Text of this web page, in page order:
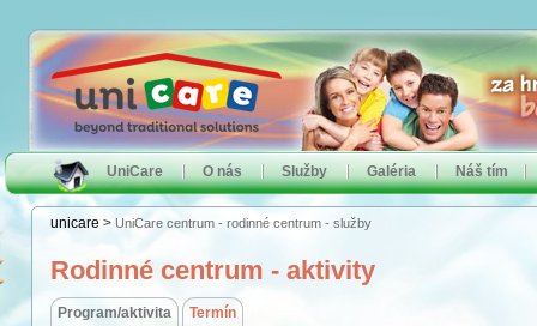
UniCare O nás Služby Galéria Náš tím
unicare > UniCare centrum - rodinné centrum - služby
Rodinné centrum - aktivity
Program/aktivita Termín